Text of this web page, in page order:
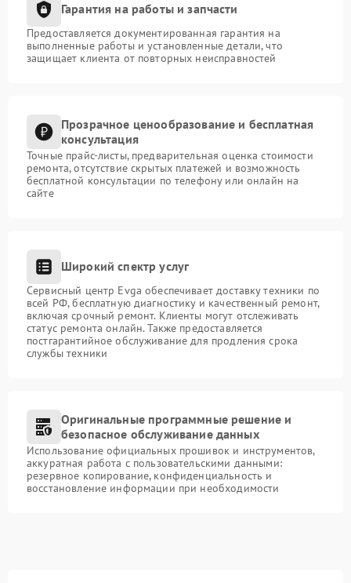
Гарантия на работы и запчасти
Предоставляется документированная гарантия на
выполненные работы и установленные детали, что
защищает клиента от повторных неисправностей
Прозрачное ценообразование и бесплатная
консультация
Точные прайс-листы, предварительная оценка стоимости
ремонта, отсутствие скрытых платежей и возможность
бесплатной консультации по телефону или онлайн на
сайте
Широкий спектр услуг
Сервисный центр Evga обеспечивает доставку техники по
всей РФ, бесплатную диагностику и качественный ремонт,
включая срочный ремонт. Клиенты могут отслеживать
статус ремонта онлайн. Также предоставляется
постгарантийное обслуживание для продления срока
службы техники
Оригинальные программные решение и
безопасное обслуживание данных
Использование официальных прошивок и инструментов,
аккуратная работа с пользовательскими данными:
резервное копирование, конфиденциальность и
восстановление информации при необходимости